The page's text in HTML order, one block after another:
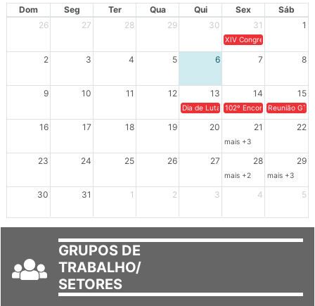
Dom Seg Ter Qua Qui Sex
Sáb
26
27 28 29 30 31 1
XIV Congresso Brasileiro
2 3 4 5 6 7 8
9 10 11 12 13 14 15
Dia de Luta em Defesa de Cuba e da
102º Encontro da
Reunião
16 17 18 19 20 21 22
mais +3
23 24 25 26 27 28 29
mais +2 mais +3
30 31 1 2 3 4 5
GRUPOS DE
TRABALHO/
SETORES